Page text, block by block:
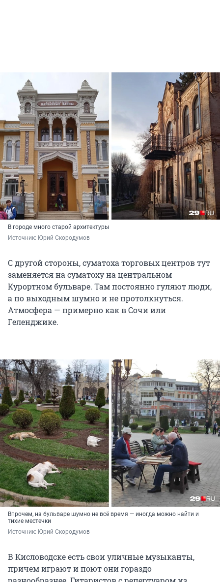
В городе много старой архитектуры
Источник: Юрий Скородумов
С другой стороны, суматоха торговых центров тут
заменяется на суматоху на центральном
Курортном бульваре. Там постоянно гуляют люди,
а по выходным шумно и не протолкнуться.
Атмосфера — примерно как в Сочи или
Геленджике.
Впрочем, на бульваре шумно не всё время — иногда можно найти и
тихие местечки
Источник: Юрий Скородумов
В Кисловодске есть свои уличные музыканты,
причем играют и поют они гораздо